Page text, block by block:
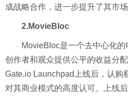
成战略合作，进一步提升了其市场
2.MovieBloc
MovieBloc是一个去中心化
创作者和观众提供公平的收益分
Gate.io Launchpad上线后，认购
对其商业模式的高度认可。上线